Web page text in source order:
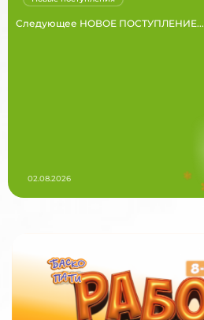
Следующее НОВОЕ ПОСТУПЛЕНИЕ...
02.08.2026